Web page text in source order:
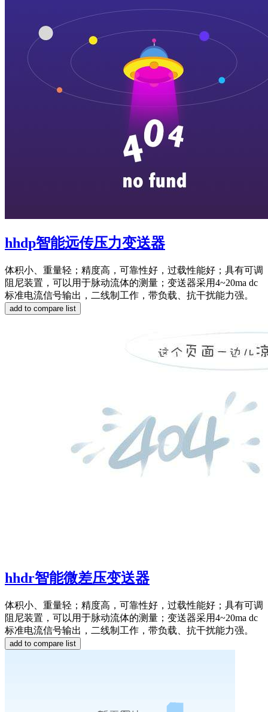
hhdp智能远传压力变送器
体积小、重量轻；精度高，可靠性好，过载性能好；具有可调
阻尼装置，可以用于脉动流体的测量；变送器采用4~20ma dc
标准电流信号输出，二线制工作，带负载、抗干扰能力强。
hhdr智能微差压变送器
体积小、重量轻；精度高，可靠性好，过载性能好；具有可调
阻尼装置，可以用于脉动流体的测量；变送器采用4~20ma dc
标准电流信号输出，二线制工作，带负载、抗干扰能力强。